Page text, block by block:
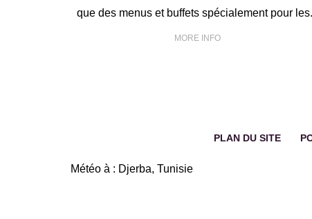
que des menus et buffets spécialement pour
MORE INFO
PLAN DU SITE
Météo à : Djerba, Tunisie